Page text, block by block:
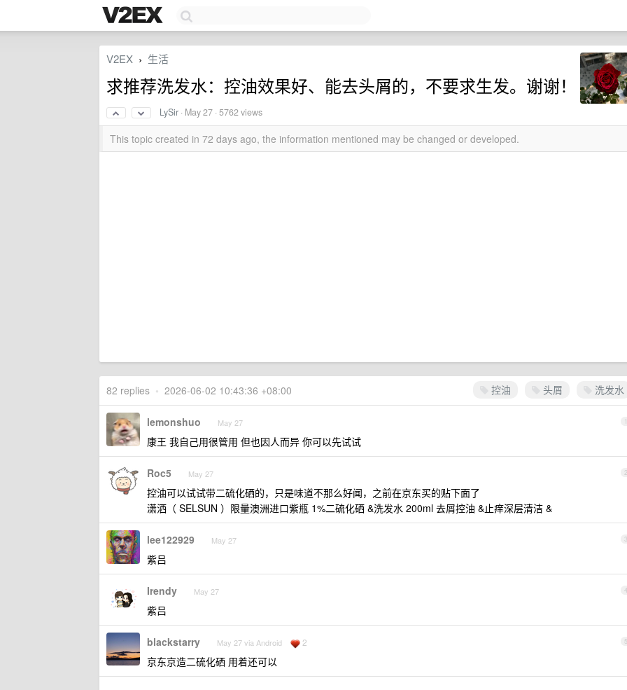
V2EX › 生活
求推荐洗发水：控油效果好、能去头屑的，不要求生发。谢谢！
LySir · May 27 · 5762 views
This topic created in 72 days ago, the information mentioned may be changed or developed.
控油 头屑 洗发水
82 replies • 2026-06-02 10:43:36 +08:00
1
lemonshuo May 27
康王 我自己用很管用 但也因人而异 你可以先试试
2
Roc5 May 27
控油可以试试带二硫化硒的，只是味道不那么好闻，之前在京东买的贴下面了
潇洒（ SELSUN ）限量澳洲进口紫瓶 1%二硫化硒 &洗发水 200ml 去屑控油 &止痒深层清洁 &
3
lee122929 May 27
紫吕
4
Irendy May 27
紫吕
5
blackstarry May 27 via Android 2
京东京造二硫化硒 用着还可以